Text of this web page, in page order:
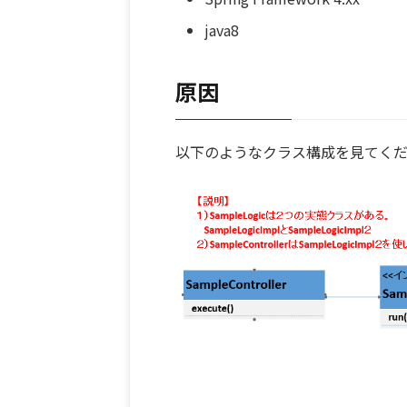
java8
原因
以下のようなクラス構成を見てく